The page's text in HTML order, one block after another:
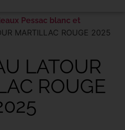
Pessac blanc et
MARTILLAC ROUGE 2025
LATOUR
ROUGE